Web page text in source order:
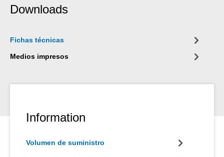
Downloads
Fichas técnicas
Medios impresos
Information
Volumen de suministro